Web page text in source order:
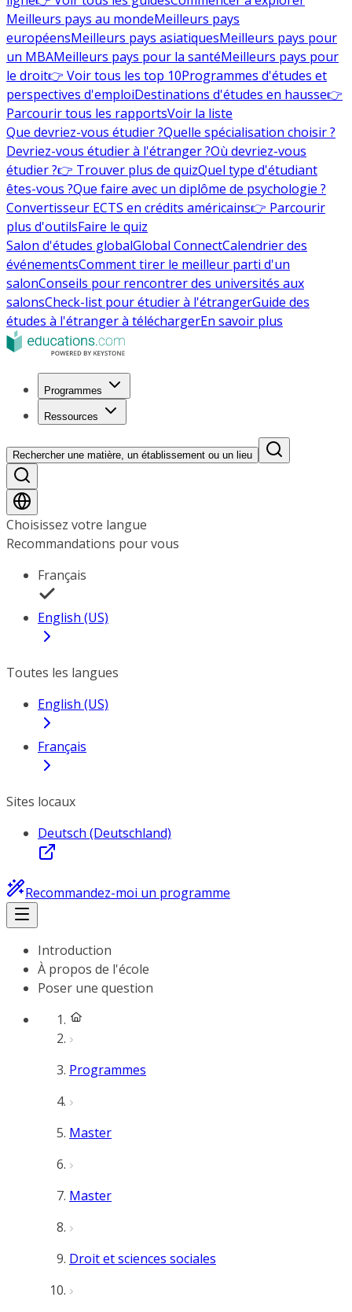
Meilleurs pays au mondeMeilleurs pays
européensMeilleurs pays asiatiquesMeilleurs pays pour
un MBAMeilleurs pays pour la santéMeilleurs pays pour
le droit👉 Voir tous les top 10Programmes d'études et
perspectives d'emploiDestinations d'études en hausse👉
Parcourir tous les rapportsVoir la liste
Que devriez-vous étudier ?Quelle spécialisation choisir ?
Devriez-vous étudier à l'étranger ?Où devriez-vous
étudier ?👉 Trouver plus de quizQuel type d'étudiant
êtes-vous ?Que faire avec un diplôme de psychologie ?
Convertisseur ECTS en crédits américains👉 Parcourir
plus d'outilsFaire le quiz
Salon d'études globalGlobal ConnectCalendrier des
événementsComment tirer le meilleur parti d'un
salonConseils pour rencontrer des universités aux
salonsCheck-list pour étudier à l'étrangerGuide des
études à l'étranger à téléchargerEn savoir plus
Programmes
Ressources
Rechercher une matière, un établissement ou un lieu
Choisissez votre langue
Recommandations pour vous
Français
English (US)
Toutes les langues
English (US)
Français
Sites locaux
Deutsch (Deutschland)
Recommandez-moi un programme
Introduction
À propos de l'école
Poser une question
Programmes
Master
Master
Droit et sciences sociales